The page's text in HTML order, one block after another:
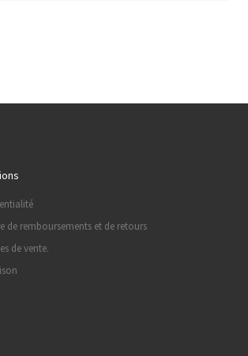
de remboursements et de retours
de vente.